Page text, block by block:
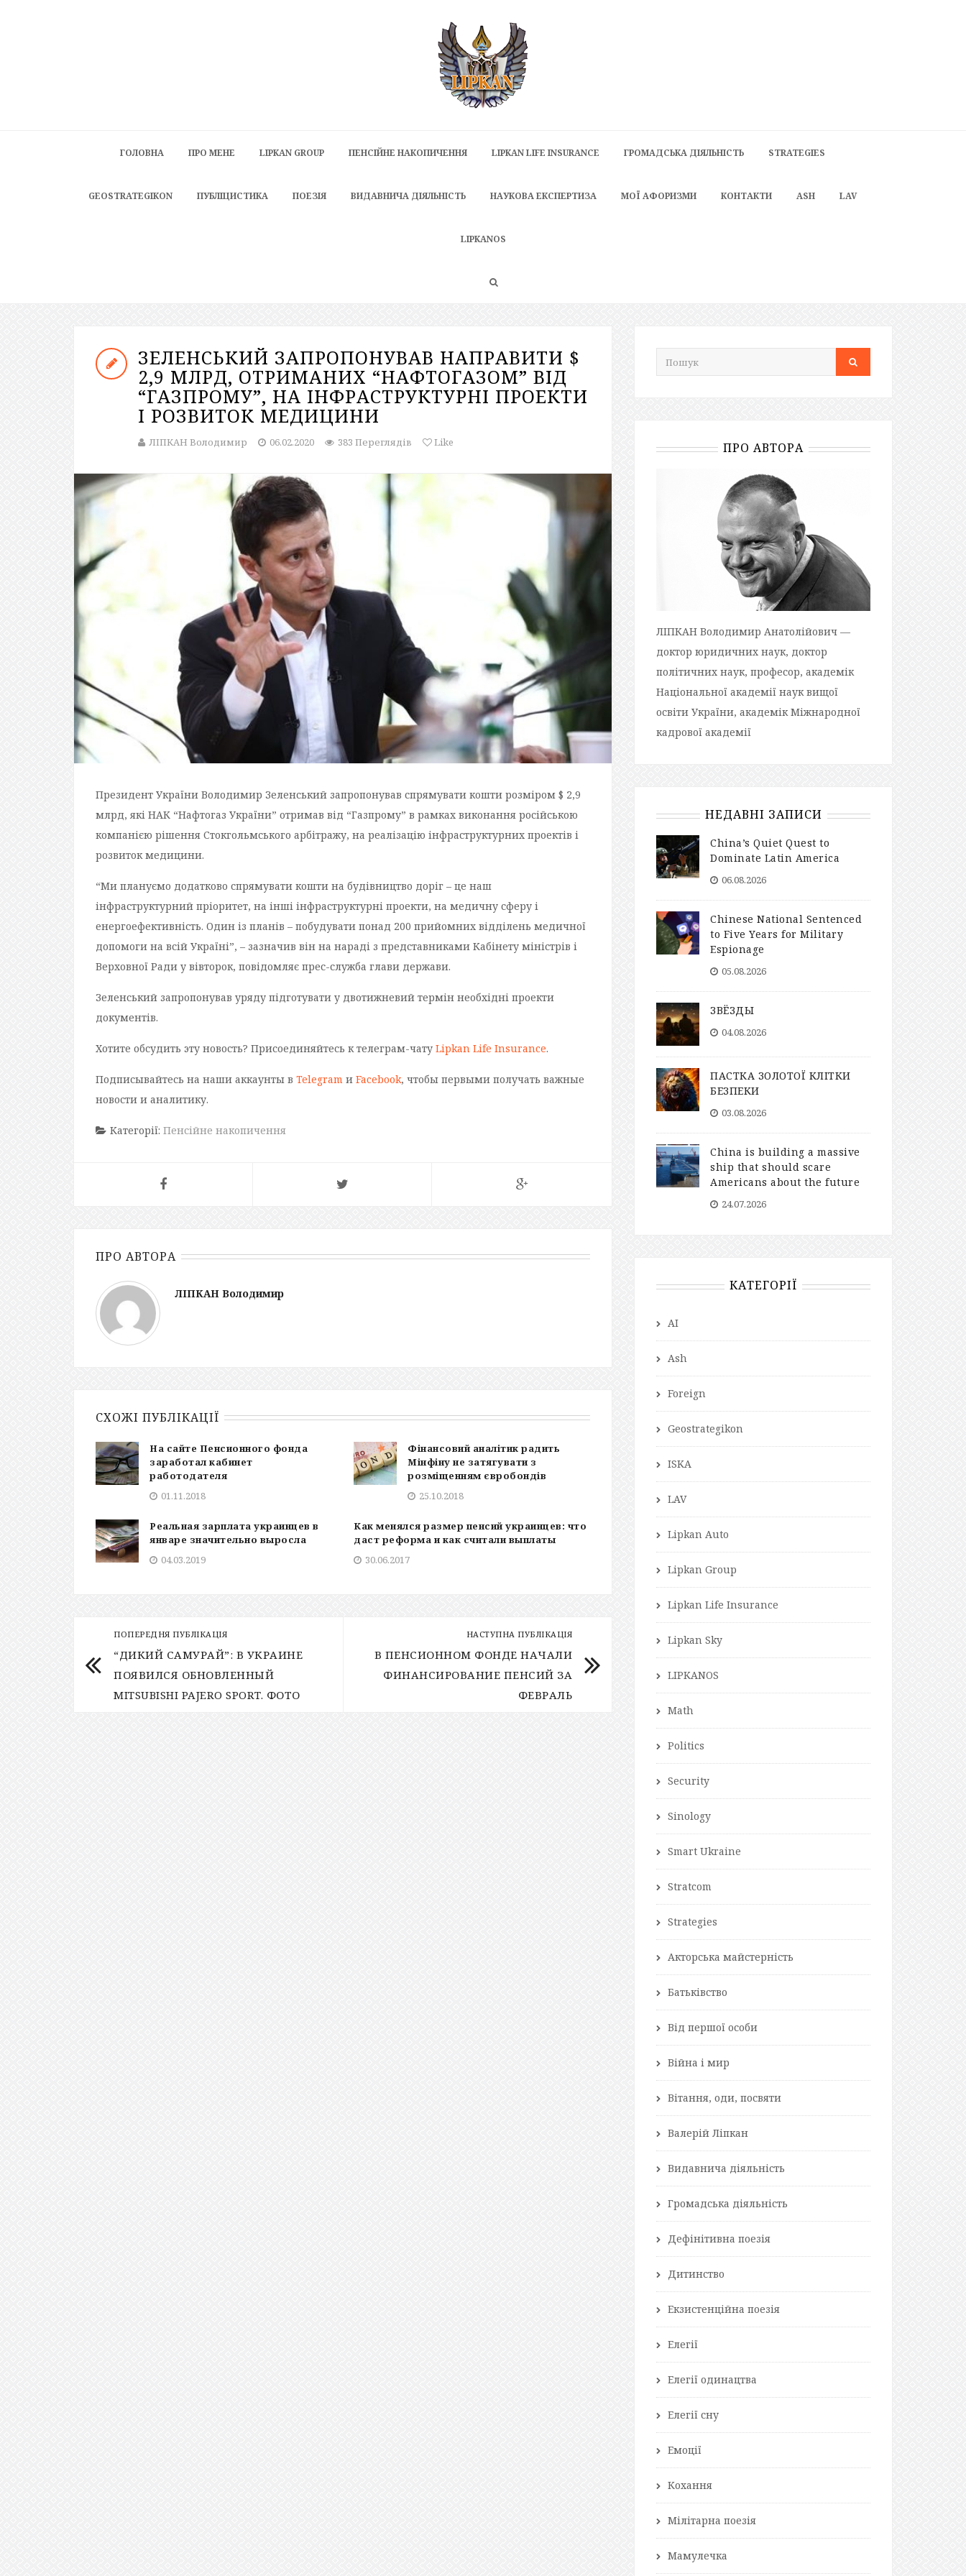
ГОЛОВНА ПРО МЕНЕ LIPKAN GROUP ПЕНСІЙНЕ НАКОПИЧЕННЯ LIPKAN LIFE INSURANCE ГРОМАДСЬКА ДІЯЛЬНІСТЬ STRATEGIES
GEOSTRATEGIKON ПУБЛІЦИСТИКА ПОЕЗІЯ ВИДАВНИЧА ДІЯЛЬНІСТЬ НАУКОВА ЕКСПЕРТИЗА МОЇ АФОРИЗМИ КОНТАКТИ ASH LAV
LIPKANOS
ЗЕЛЕНСЬКИЙ ЗАПРОПОНУВАВ НАПРАВИТИ $
2,9 МЛРД, ОТРИМАНИХ “НАФТОГАЗОМ” ВІД
“ГАЗПРОМУ”, НА ІНФРАСТРУКТУРНІ ПРОЕКТИ
І РОЗВИТОК МЕДИЦИНИ
ЛІПКАН Володимир 06.02.2020 383 Переглядів Like
Президент України Володимир Зеленський запропонував спрямувати кошти розміром $ 2,9
млрд, які НАК “Нафтогаз України” отримав від “Газпрому” в рамках виконання російською
компанією рішення Стокгольмського арбітражу, на реалізацію інфраструктурних проектів і
розвиток медицини.
“Ми плануємо додатково спрямувати кошти на будівництво доріг – це наш
інфраструктурний пріоритет, на інші інфраструктурні проекти, на медичну сферу і
енергоефективність. Один із планів – побудувати понад 200 прийомних відділень медичної
допомоги на всій Україні”, – зазначив він на нараді з представниками Кабінету міністрів і
Верховної Ради у вівторок, повідомляє прес-служба глави держави.
Зеленський запропонував уряду підготувати у двотижневий термін необхідні проекти
документів.
Хотите обсудить эту новость? Присоединяйтесь к телеграм-чату Lipkan Life Insurance.
Подписывайтесь на наши аккаунты в Telegram и Facebook, чтобы первыми получать важные
новости и аналитику.
Категорії: Пенсійне накопичення
ПРО АВТОРА
ЛІПКАН Володимир
СХОЖІ ПУБЛІКАЦІЇ
На сайте Пенсионного фонда
заработал кабинет
работодателя
01.11.2018
Фінансовий аналітик радить
Мінфіну не затягувати з
розміщенням євробондів
25.10.2018
Реальная зарплата украинцев в
январе значительно выросла
04.03.2019
Как менялся размер пенсий украинцев: что
даст реформа и как считали выплаты
30.06.2017
ПОПЕРЕДНЯ ПУБЛІКАЦІЯ
“ДИКИЙ САМУРАЙ”: В УКРАИНЕ
ПОЯВИЛСЯ ОБНОВЛЕННЫЙ
MITSUBISHI PAJERO SPORT. ФОТО
НАСТУПНА ПУБЛІКАЦІЯ
В ПЕНСИОННОМ ФОНДЕ НАЧАЛИ
ФИНАНСИРОВАНИЕ ПЕНСИЙ ЗА
ФЕВРАЛЬ
ПРО АВТОРА
ЛІПКАН Володимир Анатолійович —
доктор юридичних наук, доктор
політичних наук, професор, академік
Національної академії наук вищої
освіти України, академік Міжнародної
кадрової академії
НЕДАВНІ ЗАПИСИ
China’s Quiet Quest to
Dominate Latin America
06.08.2026
Chinese National Sentenced
to Five Years for Military
Espionage
05.08.2026
ЗВЁЗДЫ
04.08.2026
ПАСТКА ЗОЛОТОЇ КЛІТКИ
БЕЗПЕКИ
03.08.2026
China is building a massive
ship that should scare
Americans about the future
24.07.2026
КАТЕГОРІЇ
AI
Ash
Foreign
Geostrategikon
ISKA
LAV
Lipkan Auto
Lipkan Group
Lipkan Life Insurance
Lipkan Sky
LIPKANOS
Math
Politics
Security
Sinology
Smart Ukraine
Stratcom
Strategies
Акторська майстерність
Батьківство
Від першої особи
Війна і мир
Вітання, оди, посвяти
Валерій Ліпкан
Видавнича діяльність
Громадська діяльність
Дефінітивна поезія
Дитинство
Екзистенційна поезія
Елегії
Елегії одинацтва
Елегії сну
Емоції
Кохання
Мілітарна поезія
Мамулечка